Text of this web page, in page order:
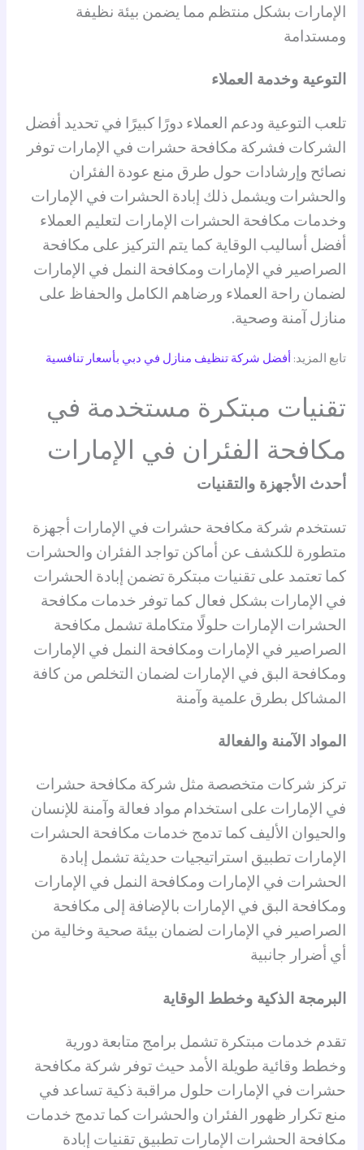
الإمارات بشكل منتظم مما يضمن بيئة نظيفة
ومستدامة
التوعية وخدمة العملاء
تلعب التوعية ودعم العملاء دورًا كبيرًا في تحديد أفضل
الشركات فشركة مكافحة حشرات في الإمارات توفر
نصائح وإرشادات حول طرق منع عودة الفئران
والحشرات ويشمل ذلك إبادة الحشرات في الإمارات
وخدمات مكافحة الحشرات الإمارات لتعليم العملاء
أفضل أساليب الوقاية كما يتم التركيز على مكافحة
الصراصير في الإمارات ومكافحة النمل في الإمارات
لضمان راحة العملاء ورضاهم الكامل والحفاظ على
منازل آمنة وصحية.
تابع المزيد: أفضل شركة تنظيف منازل في دبي بأسعار تنافسية
تقنيات مبتكرة مستخدمة في
مكافحة الفئران في الإمارات
أحدث الأجهزة والتقنيات
تستخدم شركة مكافحة حشرات في الإمارات أجهزة
متطورة للكشف عن أماكن تواجد الفئران والحشرات
كما تعتمد على تقنيات مبتكرة تضمن إبادة الحشرات
في الإمارات بشكل فعال كما توفر خدمات مكافحة
الحشرات الإمارات حلولًا متكاملة تشمل مكافحة
الصراصير في الإمارات ومكافحة النمل في الإمارات
ومكافحة البق في الإمارات لضمان التخلص من كافة
المشاكل بطرق علمية وآمنة
المواد الآمنة والفعالة
تركز شركات متخصصة مثل شركة مكافحة حشرات
في الإمارات على استخدام مواد فعالة وآمنة للإنسان
والحيوان الأليف كما تدمج خدمات مكافحة الحشرات
الإمارات تطبيق استراتيجيات حديثة تشمل إبادة
الحشرات في الإمارات ومكافحة النمل في الإمارات
ومكافحة البق في الإمارات بالإضافة إلى مكافحة
الصراصير في الإمارات لضمان بيئة صحية وخالية من
أي أضرار جانبية
البرمجة الذكية وخطط الوقاية
تقدم خدمات مبتكرة تشمل برامج متابعة دورية
وخطط وقائية طويلة الأمد حيث توفر شركة مكافحة
حشرات في الإمارات حلول مراقبة ذكية تساعد في
منع تكرار ظهور الفئران والحشرات كما تدمج خدمات
مكافحة الحشرات الإمارات تطبيق تقنيات إبادة